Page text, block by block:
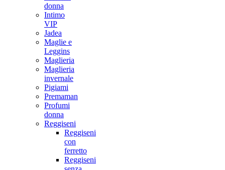
donna
Intimo
VIP
Jadea
Maglie e
Leggins
Maglieria
Maglieria
invernale
Pigiami
Premaman
Profumi
donna
Reggiseni
Reggiseni
con
ferretto
Reggiseni